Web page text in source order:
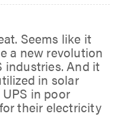
Seems like it
a new revolution
industries. And it
in solar
in poor
their electricity